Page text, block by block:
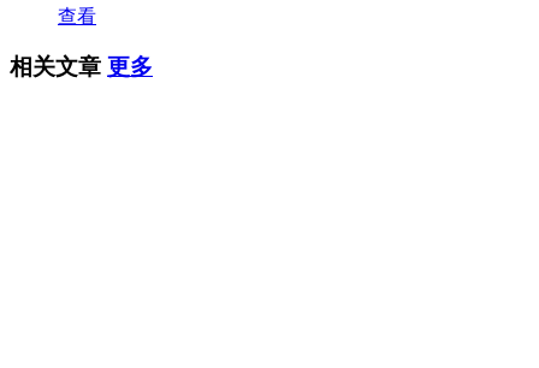
查看
相关文章 更多